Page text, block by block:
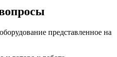
представленное на